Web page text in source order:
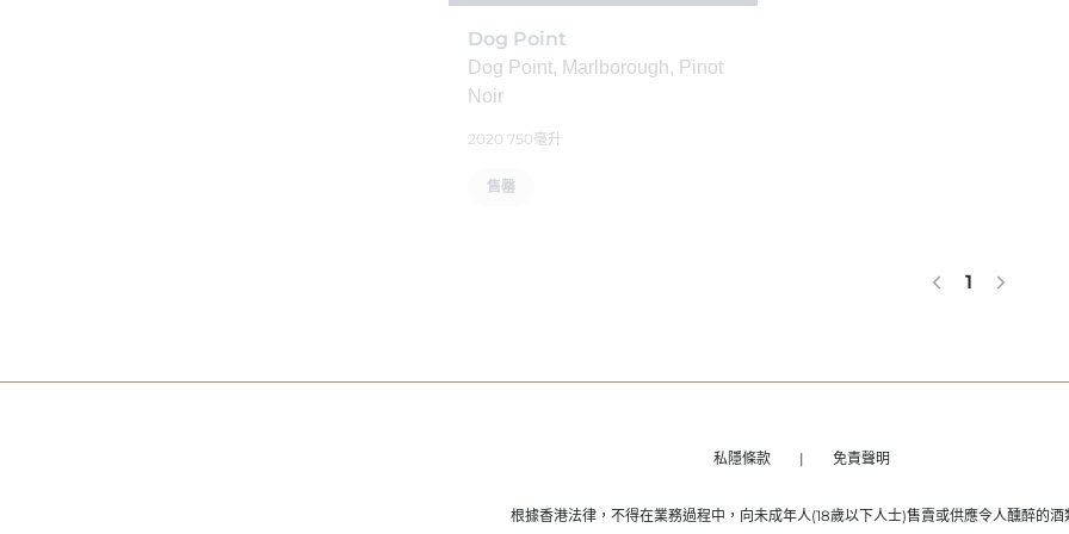
Dog Point
Dog Point, Marlborough, Pinot
Noir
2020 750毫升
售罄
1
私隱條款 免責聲明
根據香港法律，不得在業務過程中，向未成年人(18歲以下人士)售賣或供應令人醺醉的酒